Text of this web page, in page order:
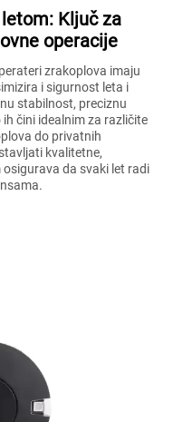
Ključ za
operacije
zrakoplova imaju
i sigurnost leta i
stabilnost, preciznu
čini idealnim za različite
do privatnih
kvalitetne,
da svaki let radi